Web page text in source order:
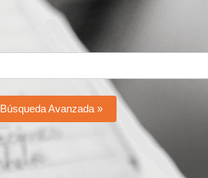
Búsqueda Avanzada »